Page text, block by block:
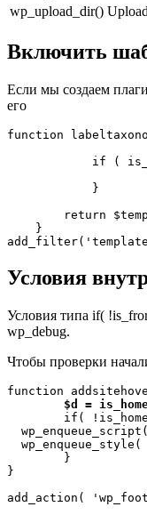
wp_upload_dir()
Включить
Если мы создаем
его
function
if (
            }
return
    }
Условия
Условия типа if(
wp_debug.
Чтобы проверки
function
$d =
wp_enqueue_style(
}
add_action(